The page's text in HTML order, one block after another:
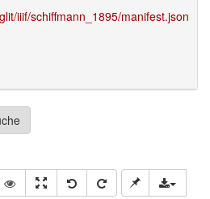
iiif/schiffmann_1895/manifest.json